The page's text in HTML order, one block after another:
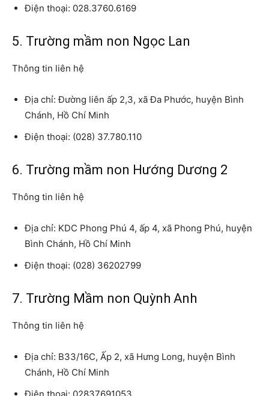
Điện thoại: 028.3760.6169
5. Trường mầm non Ngọc Lan
Thông tin liên hệ
Địa chỉ: Đường liên ấp 2,3, xã Đa Phước, huyện Bình
Chánh, Hồ Chí Minh
Điện thoại: (028) 37.780.110
6. Trường mầm non Hướng Dương 2
Thông tin liên hệ
Địa chỉ: KDC Phong Phú 4, ấp 4, xã Phong Phú, huyện
Bình Chánh, Hồ Chí Minh
Điện thoại: (028) 36202799
7. Trường Mầm non Quỳnh Anh
Thông tin liên hệ
Địa chỉ: B33/16C, Ấp 2, xã Hưng Long, huyện Bình
Chánh, Hồ Chí Minh
Điện thoại: 02837691053